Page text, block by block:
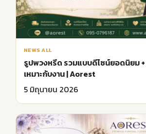
NEWS ALL
รูปพวงหรีด รวมแบบดีไซน์ยอดนิยม +
เหมาะกับงาน | Aorest
5 มิถุนายน 2026